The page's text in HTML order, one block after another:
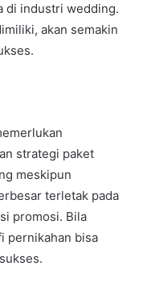
di industri wedding.
akan semakin
strategi paket
meskipun
terletak pada
promosi. Bila
pernikahan bisa